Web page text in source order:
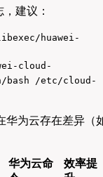
建议：
huawei-
cloud-
bash /etc/cloud-
华为云存在差异（
华为云命
效率提